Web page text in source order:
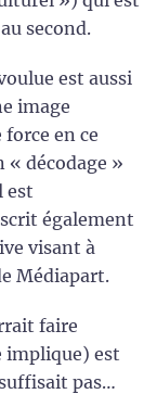
second.
est aussi
image
en ce
« décodage »
est
également
visant à
Médiapart.
faire
implique) est
pas…